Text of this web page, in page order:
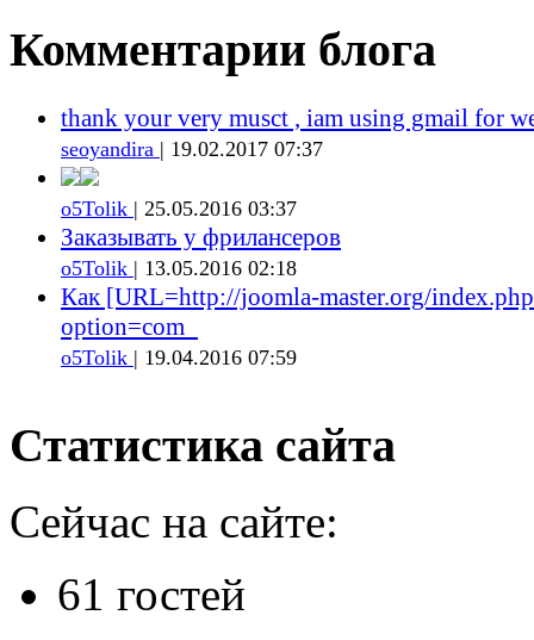
Комментарии блога
thank your very musct , iam using gmail for
seoyandira | 19.02.2017 07:37
o5Tolik | 25.05.2016 03:37
Заказывать у фрилансеров
o5Tolik | 13.05.2016 02:18
Как [URL=http://joomla-master.org/
option=com_
o5Tolik | 19.04.2016 07:59
Статистика сайта
Сейчас на сайте:
61 гостей